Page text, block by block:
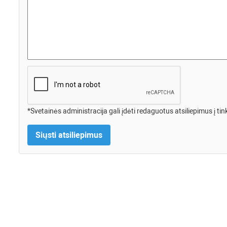
*Svetainės administracija gali įdėti redaguotus atsiliepimus į